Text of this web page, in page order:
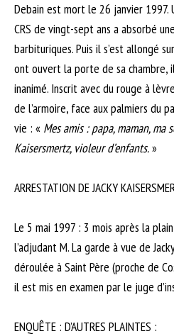
Debain est mort le 26 janvier 1997.
CRS de vingt-sept ans a absorbé
barbituriques. Puis il s’est allongé
ont ouvert la porte de sa chambre,
inanimé. Inscrit avec du rouge à
de l’armoire, face aux palmiers du
vie : « Mes amis : papa, maman, ma
Kaisersmertz, violeur d’enfants.»
ARRESTATION DE JACKY
Le 5 mai 1997 : 3 mois après la
l’adjudant M. La garde à vue de
déroulée à Saint Père (proche de
il est mis en examen par le juge
ENQUÊTE : D’AUTRES PLAINTES :